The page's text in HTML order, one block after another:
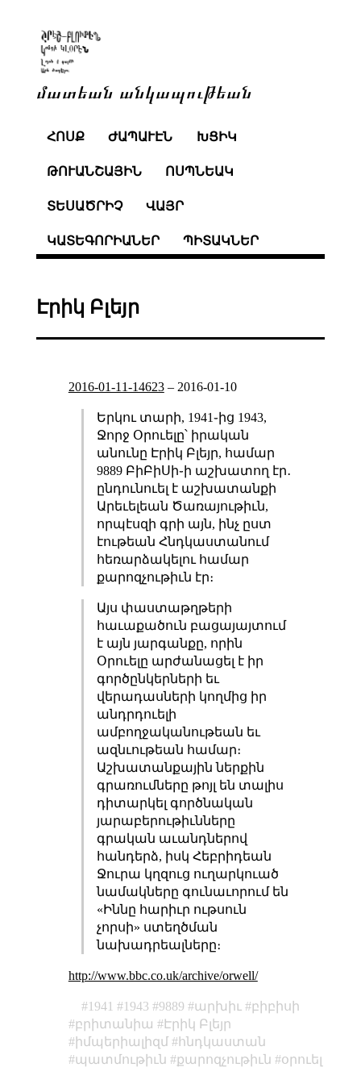
մատեան անկապութեան
ՀՈՍՔ ԺԱՊԱՒԷՆ ԽՑԻԿ
ԹՈՒԱՆՇԱՅԻՆ ՈՍՊՆԵԱԿ
ՏԵՍԱԾՐԻՉ ՎԱՅՐ
ԿԱՏԵԳՈՐԻԱՆԵՐ ՊԻՏԱԿՆԵՐ
Էրիկ Բլեյր
2016-01-11-14623– 2016-01-10
Երկու տարի, 1941֊ից 1943,
Ջորջ Օրուելը՝ իրական
անունը Էրիկ Բլեյր, համար
9889 ԲիԲիՍի֊ի աշխատող էր․
ընդունուել է աշխատանքի
Արեւելեան Ծառայութիւն,
որպէսզի գրի այն, ինչ ըստ
էութեան Հնդկաստանում
հեռարձակելու համար
քարոզչութիւն էր։
Այս փաստաթղթերի
հաւաքածուն բացայայտում
է այն յարգանքը, որին
Օրուելը արժանացել է իր
գործընկերների եւ
վերադասների կողմից իր
անդրդուելի
ամբողջականութեան եւ
ազնւութեան համար։
Աշխատանքային ներքին
գրառումները թոյլ են տալիս
դիտարկել գործնական
յարաբերութիւնները
գրական աւանդներով
հանդերձ, իսկ Հեբրիդեան
Ջուրա կղզուց ուղարկուած
նամակները գունաւորում են
«Իննը հարիւր ութսուն
չորսի» ստեղծման
նախադրեալները։
http://www.bbc.co.uk/archive/orwell/
1941 1943 9889 արխիւ
բիբիսի
բրիտանիա
Էրիկ Բլեյր
իմպերիալիզմ
հնդկաստան
պատմութիւն
քարոզչութիւն օրուել